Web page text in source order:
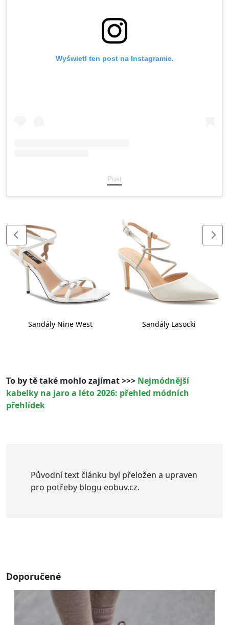
Wyświetl ten post na Instagramie.
Post
Sandály Nine West Sandály Lasocki
To by tě také mohlo zajímat >>> Nejmódnější
kabelky na jaro a léto 2026: přehled módních
přehlídek
Původní text článku byl přeložen a upraven
pro potřeby blogu eobuv.cz.
Doporučené